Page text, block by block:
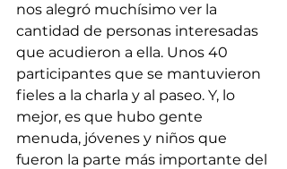
nos alegró muchísimo ver la
cantidad de personas interesadas
que acudieron a ella. Unos 40
participantes que se mantuvieron
fieles a la charla y al paseo. Y, lo
mejor, es que hubo gente
menuda, jóvenes y niños que
fueron la parte más importante del